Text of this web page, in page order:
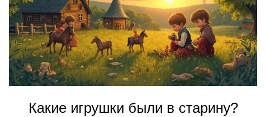
Какие игрушки были в старину?